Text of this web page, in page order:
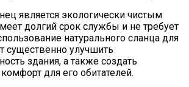
является экологически чистым
долгий срок службы и не требует
натурального сланца для
существенно улучшить
здания, а также создать
для его обитателей.